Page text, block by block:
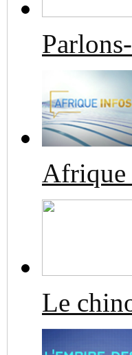
Afrique
Le